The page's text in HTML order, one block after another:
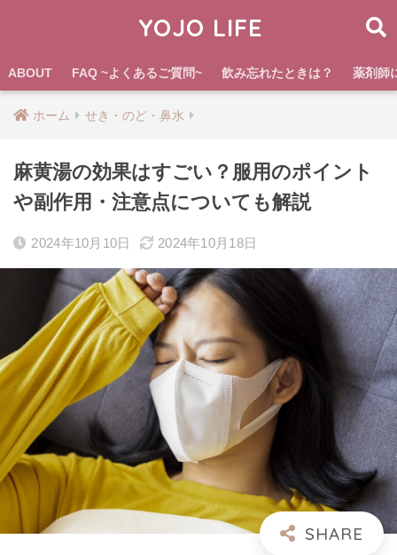
YOJO LIFE
ABOUT FAQ ~よくあるご質問~ 飲み忘れたときは？ 薬剤師
ホーム せき・のど・鼻水
麻黄湯の効果はすごい？服用のポイント
や副作用・注意点についても解説
2024年10月10日 2024年10月18日